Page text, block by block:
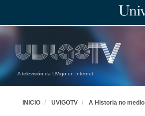
A televisión da UVigo en Internet
INICIO UVIGOTV A Historia no medio